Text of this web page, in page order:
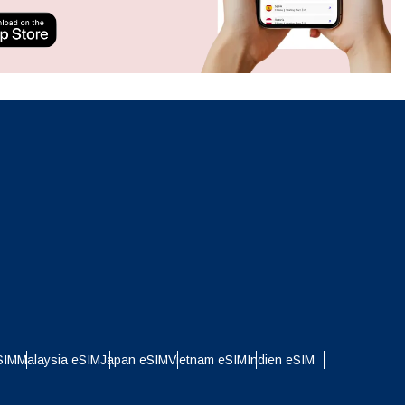
Malaysia eSIMJapan eSIMVietnam eSIMIndien eSIM